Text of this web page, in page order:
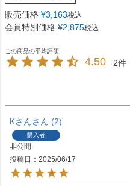
販売価格 ¥3,163税込
会員特別価格 ¥2,875税込
4.50 2
Kさん 2
購入者
非公開
投稿日
2025/06/17